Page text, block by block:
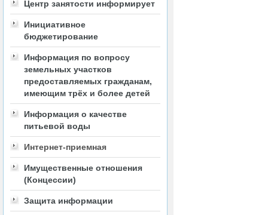
Центр занятости информирует
Инициативное
бюджетирование
Информация по вопросу
земельных участков
предоставляемых гражданам,
имеющим трёх и более детей
Информация о качестве
питьевой воды
Интернет-приемная
Имущественные отношения
(Концессии)
Защита информации